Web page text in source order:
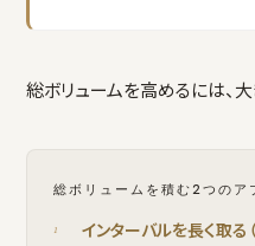
総ボリュームを高めるには、
総ボリュームを積む2つのア
インターバルを長く取る（